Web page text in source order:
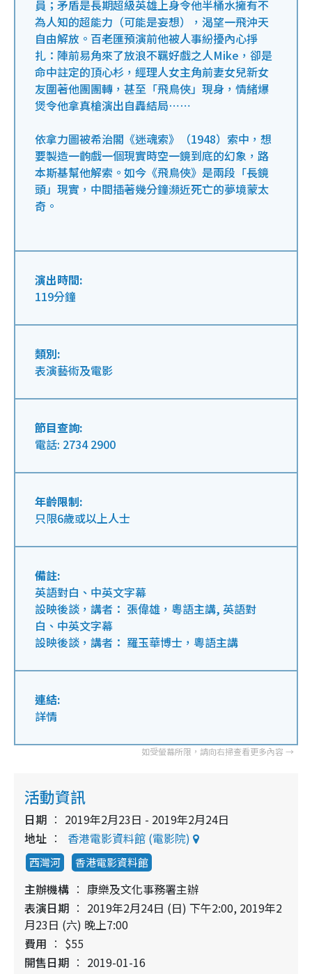
員；矛盾是長期超級英雄上身令他半桶水擁有不
為人知的超能力（可能是妄想），渴望一飛沖天
自由解放。百老匯預演前他被人事紛擾內心掙
扎：陣前易角來了放浪不羈好戲之人Mike，卻是
命中註定的頂心杉，經理人女主角前妻女兒新女
友圍著他團團轉，甚至「飛鳥俠」現身，情緒爆
煲令他拿真槍演出自轟結局⋯⋯
依拿力圖被希治閣《迷魂索》（1948）索中，想
要製造一齣戲一個現實時空一鏡到底的幻象，路
本斯基幫他解索。如今《飛鳥俠》是兩段「長鏡
頭」現實，中間插著幾分鐘瀕近死亡的夢境蒙太
奇。
演出時間:
119分鐘
類別:
表演藝術及電影
節目查詢:
電話: 2734 2900
年齡限制:
只限6歲或以上人士
備註:
英語對白、中英文字幕
設映後談，講者： 張偉雄，粵語主講, 英語對
白、中英文字幕
設映後談，講者： 羅玉華博士，粵語主講
連結:
詳情
活動資訊
日期
2019年2月23日 - 2019年2月24日
地址
香港電影資料館 (電影院)
西灣河 香港電影資料館
主辦機構
康樂及文化事務署主辦
表演日期
2019年2月24日 (日) 下午2:00, 2019年2
月23日 (六) 晚上7:00
費用
$55
開售日期
2019-01-16